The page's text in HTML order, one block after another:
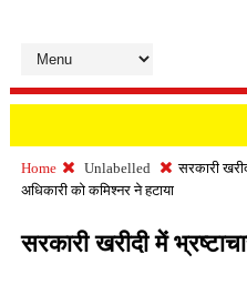
Home Unlabelled
सरकारी
अधिकारी को कमिश्नर ने हटाया
सरकारी खरीदी में